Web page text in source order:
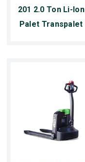
201 2.0 Ton Li-Ion
Palet Transpalet